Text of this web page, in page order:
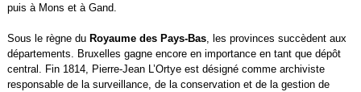
puis à Mons et à Gand.
Sous le règne du Royaume des Pays-Bas, les provinces succèdent aux
départements. Bruxelles gagne encore en importance en tant que dépôt
central. Fin 1814, Pierre-Jean L’Ortye est désigné comme archiviste
responsable de la surveillance, de la conservation et de la gestion de